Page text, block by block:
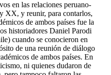
en las relaciones peruano-
XX, y reunir, para contarlos,
de ambos países fue la
historiadores Daniel Parodi
cuando se conocieron en
de una reunión de diálogo
de ambos países. En
ni quienes dudaron de